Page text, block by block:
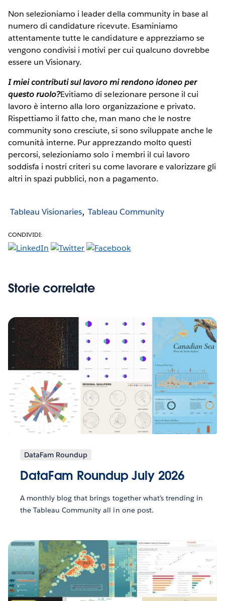
Non selezioniamo i leader della community in base al
numero di candidature ricevute. Esaminiamo
attentamente tutte le candidature e apprezziamo se
vengono condivisi i motivi per cui qualcuno dovrebbe
essere un Visionary.
I miei contributi sul lavoro mi rendono idoneo per
questo ruolo?Evitiamo di selezionare persone il cui
lavoro è interno alla loro organizzazione e privato.
Rispettiamo il fatto che, man mano che le nostre
community sono cresciute, si sono sviluppate anche le
comunità interne. Pur apprezzando molto questi
percorsi, selezioniamo solo i membri il cui lavoro
soddisfa i nostri criteri su come lavorare e valorizzare gli
altri in spazi pubblici, non a pagamento.
Tableau Visionaries Tableau Community
CONDIVIDI:
Storie correlate
DataFam Roundup
DataFam Roundup July 2026
A monthly blog that brings together what’s trending in
the Tableau Community all in one post.